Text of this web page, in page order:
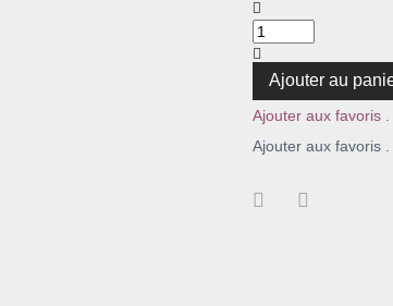
Ajouter au
Ajouter aux favoris .
Ajouter aux favoris .